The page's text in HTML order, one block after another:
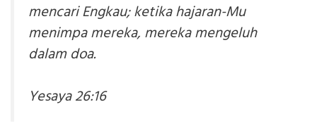
mencari Engkau; ketika hajaran-Mu
menimpa mereka, mereka mengeluh
dalam doa.
Yesaya 26:16